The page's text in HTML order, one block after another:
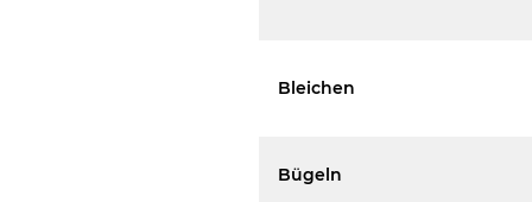
Bleichen
Bügeln